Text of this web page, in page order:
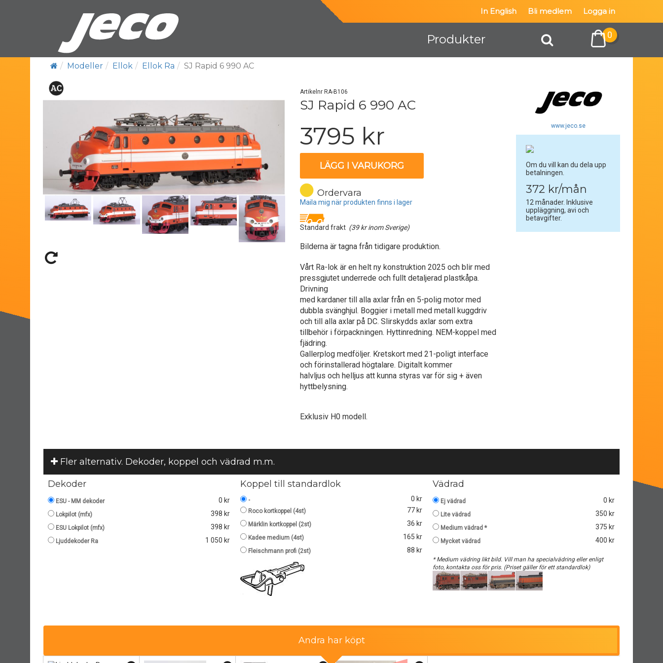
In English Bli medlem Logga in
Produkter 0
Modeller Ellok Ellok Ra SJ Rapid 6 990 AC
Artikelnr RA-B106
SJ Rapid 6 990 AC
3795 kr
LÄGG I VARUKORG
Ordervara
Maila mig när produkten finns i lager
Standard frakt (39 kr inom Sverige)
Bilderna är tagna från tidigare produktion.
Vårt Ra-lok är en helt ny konstruktion 2025 och blir med
pressgjutet underrede och fullt detaljerad plastkåpa.
Drivning
med kardaner till alla axlar från en 5-polig motor med
dubbla svänghjul. Boggier i metall med metall kuggdriv
och till alla axlar på DC. Slirskydds axlar som extra
tillbehör i förpackningen. Hyttinredning. NEM-koppel med
fjädring.
Gallerplog medföljer. Kretskort med 21-poligt interface
och förinstallerad högtalare. Digitalt kommer
halvljus och helljus att kunna styras var för sig + även
hyttbelysning.
Exklusiv H0 modell.
www.jeco.se
Om du vill kan du dela upp
betalningen.
372 kr/mån
12 månader. Inklusive
uppläggning, avi och
betavgifter.
Fler alternativ. Dekoder, koppel och vädrad m.m.
Dekoder
ESU - MM dekoder 0 kr
Lokpilot (mfx) 398 kr
ESU Lokpilot (mfx) 398 kr
Ljuddekoder Ra 1 050 kr
Koppel till standardlok
- 0 kr
Roco kortkoppel (4st) 77 kr
Märklin kortkoppel (2st) 36 kr
Kadee medium (4st) 165 kr
Fleischmann profi (2st) 88 kr
Vädrad
Ej vädrad 0 kr
Lite vädrad 350 kr
Medium vädrad * 375 kr
Mycket vädrad 400 kr
* Medium vädring likt bild. Vill man ha specialvädring eller enligt
foto, kontakta oss för pris. (Priset gäller för ett standardlok)
Andra har köpt